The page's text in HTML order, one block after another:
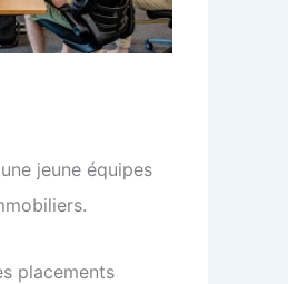
jeune équipes
placements